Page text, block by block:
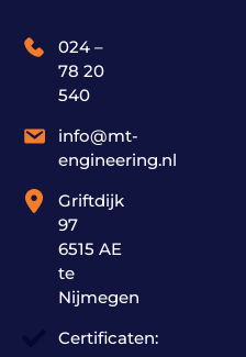
024 –
78 20
540
info@mt-
engineering.nl
Griftdijk
97
6515 AE
te
Nijmegen
Certificaten: